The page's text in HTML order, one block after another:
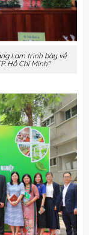
Lam trình bày về
Hồ Chí Minh"